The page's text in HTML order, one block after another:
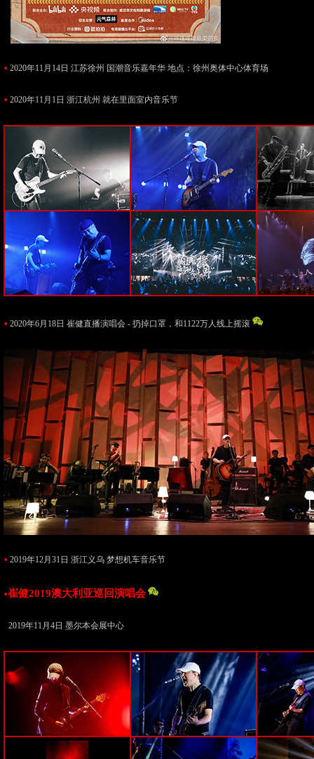
• 2020年11月14日 江苏徐州 国潮音乐嘉年华 地点：徐州奥体中心体育场
• 2020年11月1日 浙江杭州 就在里面室内音乐节
• 2020年6月18日 崔健直播演唱会 - 扔掉口罩，和1122万人线上摇滚
• 2019年12月31日 浙江义乌 梦想机车音乐节
•崔健2019澳大利亚巡回演唱会
2019年11月4日 墨尔本会展中心